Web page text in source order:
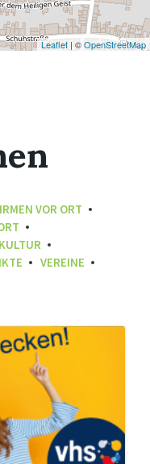
Leaflet | ©OpenStreetMap
VOR ORT
VEREINE